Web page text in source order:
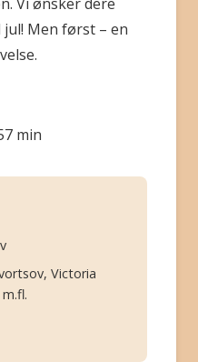
Men først – en
min
Victoria